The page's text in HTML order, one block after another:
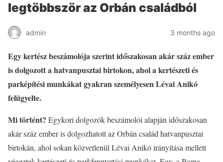
legtöbbször az Orbán családból
admin 3 months ago
Egy kertész beszámolója szerint időszakosan akár száz ember
is dolgozott a hatvanpusztai birtokon, ahol a kertészeti és
parképítési munkákat gyakran személyesen Lévai Anikó
felügyelte.
Mi történt? Egykori dolgozók beszámolói alapján időszakosan
akár száz ember is dolgozhatott az Orbán család hatvanpusztai
birtokán, ahol sokan közvetlenül Lévai Anikó irányítása mellett